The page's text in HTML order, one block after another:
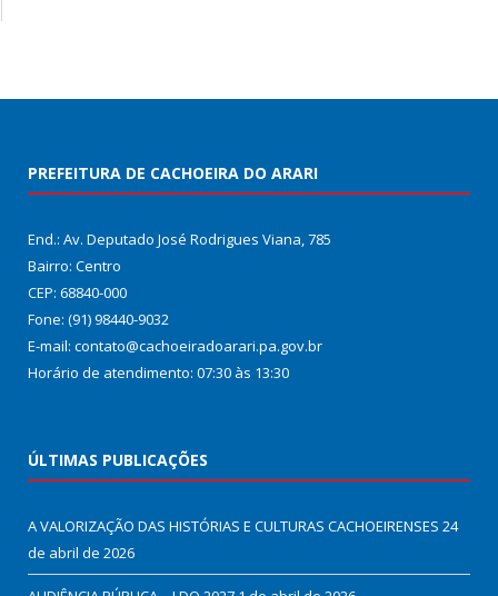
PREFEITURA DE CACHOEIRA DO ARARI
End.: Av. Deputado José Rodrigues Viana, 785
Bairro: Centro
CEP: 68840-000
Fone: (91) 98440-9032
E-mail: contato@cachoeiradoarari.pa.gov.br
Horário de atendimento: 07:30 às 13:30
ÚLTIMAS PUBLICAÇÕES
A VALORIZAÇÃO DAS HISTÓRIAS E CULTURAS CACHOEIRENSES 24
de abril de 2026